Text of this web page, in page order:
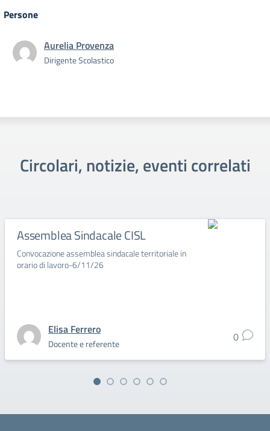
Persone
Aurelia Provenza
Dirigente Scolastico
Circolari, notizie, eventi correlati
Assemblea Sindacale CISL
Convocazione assemblea sindacale territoriale in
orario di lavoro-6/11/26
Elisa Ferrero
Docente e referente 0